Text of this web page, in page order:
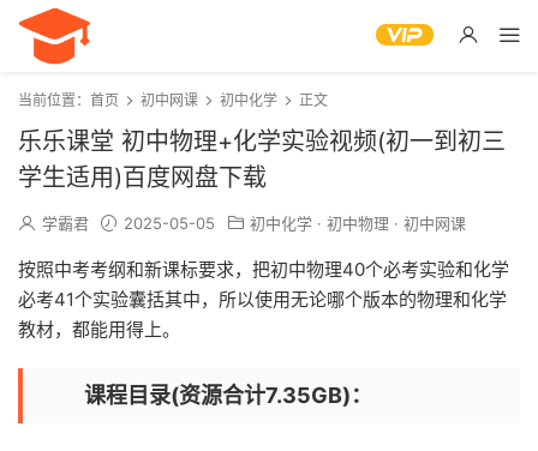
当前位置： 首页 初中网课 初中化学 正文
乐乐课堂 初中物理+化学实验视频(初一到初三
学生适用)百度网盘下载
学霸君 2025-05-05 初中化学 · 初中物理 · 初中网课
按照中考考纲和新课标要求，把初中物理40个必考实验和化学
必考41个实验囊括其中，所以使用无论哪个版本的物理和化学
教材，都能用得上。
课程目录(资源合计7.35GB)：